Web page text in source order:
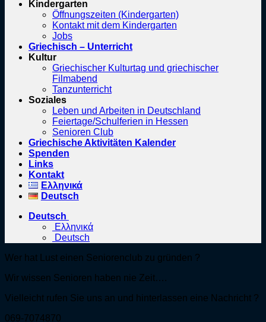
Kindergarten
Öffnungszeiten (Kindergarten)
Kontakt mit dem Kindergarten
Jobs
Griechisch – Unterricht
Kultur
Griechischer Kulturtag und griechischer
Filmabend
Tanzunterricht
Soziales
Leben und Arbeiten in Deutschland
Feiertage/Schulferien in Hessen
Senioren Club
Griechische Aktivitäten Kalender
Spenden
Links
Kontakt
Ελληνικά
Deutsch
Deutsch
Ελληνικά
Deutsch
Wer hat Lust einen Seniorenclub zu gründen ?
Wir wissen Senioren haben nie Zeit….
Vielleicht rufen Sie uns an und hinterlassen eine Nachricht ?
069-7074870